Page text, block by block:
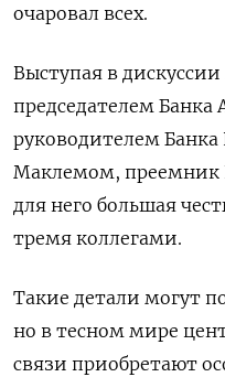
очаровал всех.
Выступая в дискуссии
председателем
руководителем
Маклемом, преемник
для него большая
тремя коллегами.
Такие ​детали могут
но в ⁠тесном мире
связи приобретают